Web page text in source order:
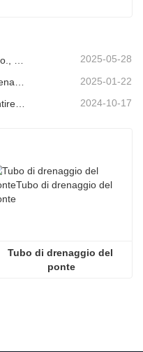
2025-05-28
2025-01-22
Tubi di drenaggio dei ponti: garantire una gestione efficiente dell'acqua nelle infrastrutture moderne 2024-10-17
Tubo di drenaggio del
ponte